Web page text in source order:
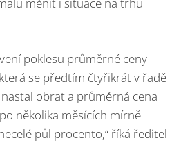
poklesu průměrné ceny
se předtím čtyřikrát v řadě
obrat a průměrná cena
několika měsících mírně
půl procento,“ říká ředitel